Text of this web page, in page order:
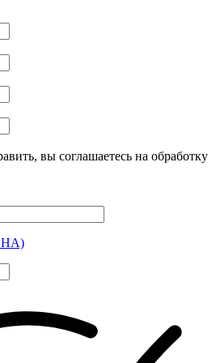
вы соглашаетесь на обработку